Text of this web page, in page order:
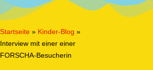
Startseite » Kinder-Blog »
Interview mit einer einer
FORSCHA-Besucherin